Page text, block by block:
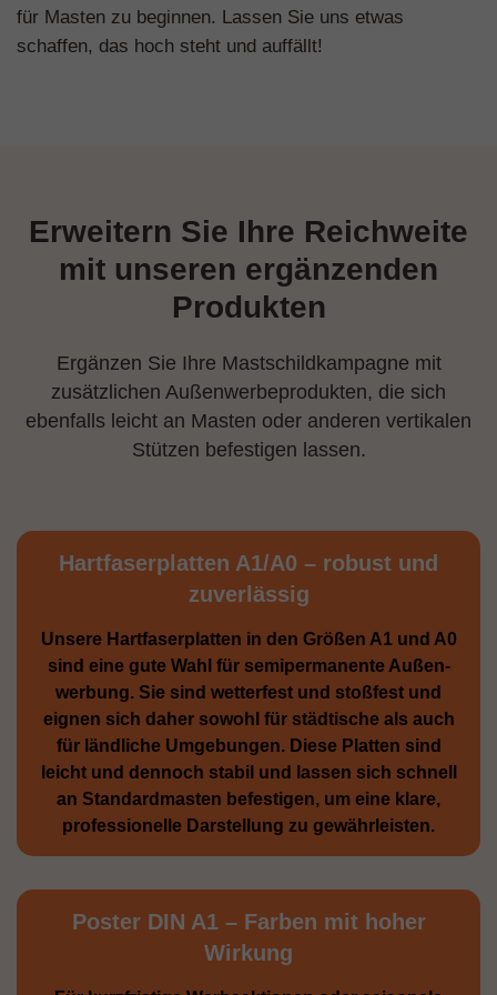
für Masten zu beginnen. Lassen Sie uns etwas
schaffen, das hoch steht und auffällt!
Erweitern Sie Ihre Reichweite
mit unseren ergänzenden
Produkten
Ergänzen Sie Ihre Mastschildkampagne mit
zusätzlichen Außenwerbeprodukten, die sich
ebenfalls leicht an Masten oder anderen vertikalen
Stützen befestigen lassen.
Hartfaserplatten A1/A0 – robust und
zuverlässig
Unsere Hartfaserplatten in den Größen A1 und A0
sind eine gute Wahl für semiperma­nente Außen­
werbung. Sie sind wetterfest und stoßfest und
eignen sich daher sowohl für städtische als auch
für ländliche Umge­bungen. Diese Platten sind
leicht und dennoch stabil und lassen sich schnell
an Standard­masten befestigen, um eine klare,
professionelle Darstellung zu gewährleisten.
Poster DIN A1 – Farben mit hoher
Wirkung